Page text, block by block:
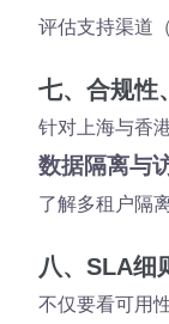
评估支持渠道
七、合规性
针对上海与香
数据隔离与
了解多租户隔
八、SLA细
不仅要看可用